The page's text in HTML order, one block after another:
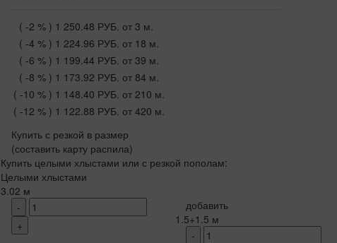
( -2 % ) 1 250.48 РУБ. от 3 м.
( -4 % ) 1 224.96 РУБ. от 18 м.
( -6 % ) 1 199.44 РУБ. от 39 м.
( -8 % ) 1 173.92 РУБ. от 84 м.
( -10 % ) 1 148.40 РУБ. от 210 м.
( -12 % ) 1 122.88 РУБ. от 420 м.
Купить с резкой в размер
(составить карту распила)
Купить целыми хлыстами или с резкой пополам:
Целыми хлыстами
3.02 м
-
+
добавить
1.5+1.5 м
-